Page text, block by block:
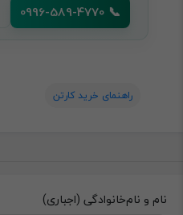
📞 0996-589-4770
راهنمای خرید کارتن
نام و نام‌خانوادگی (اجباری)